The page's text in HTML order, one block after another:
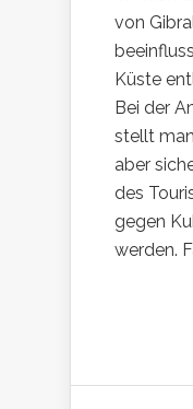
von
Küste
Bei der
stellt
aber
des
gegen
werden.